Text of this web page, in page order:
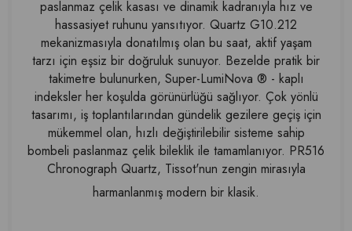
paslanmaz çelik kasası ve dinamik kadranıyla hız ve
hassasiyet ruhunu yansıtıyor. Quartz G10.212
mekanizmasıyla donatılmış olan bu saat, aktif yaşam
tarzı için eşsiz bir doğruluk sunuyor. Bezelde pratik bir
takimetre bulunurken, Super-LumiNova ® - kaplı
indeksler her koşulda görünürlüğü sağlıyor. Çok yönlü
tasarımı, iş toplantılarından gündelik gezilere geçiş için
mükemmel olan, hızlı değiştirilebilir sisteme sahip
bombeli paslanmaz çelik bileklik ile tamamlanıyor. PR516
Chronograph Quartz, Tissot'nun zengin mirasıyla
harmanlanmış modern bir klasik.